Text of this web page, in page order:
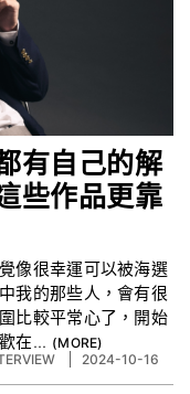
有自己的解
些作品更靠
像很幸運可以被海選
我的那些人，會有很
比較平常心了，開始
在...
2024-10-16